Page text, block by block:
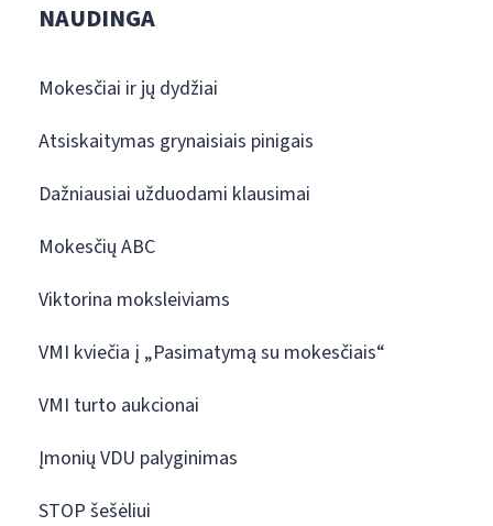
NAUDINGA
Mokesčiai ir jų dydžiai
Atsiskaitymas grynaisiais pinigais
Dažniausiai užduodami klausimai
Mokesčių ABC
Viktorina moksleiviams
VMI kviečia į „Pasimatymą su mokesčiais“
VMI turto aukcionai
Įmonių VDU palyginimas
STOP šešėliui